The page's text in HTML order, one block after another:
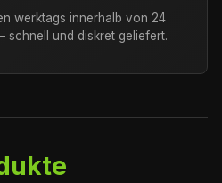
werktags innerhalb von 24
schnell und diskret geliefert.